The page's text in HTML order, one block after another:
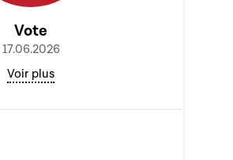
Vote
17.06.2026
Voir plus